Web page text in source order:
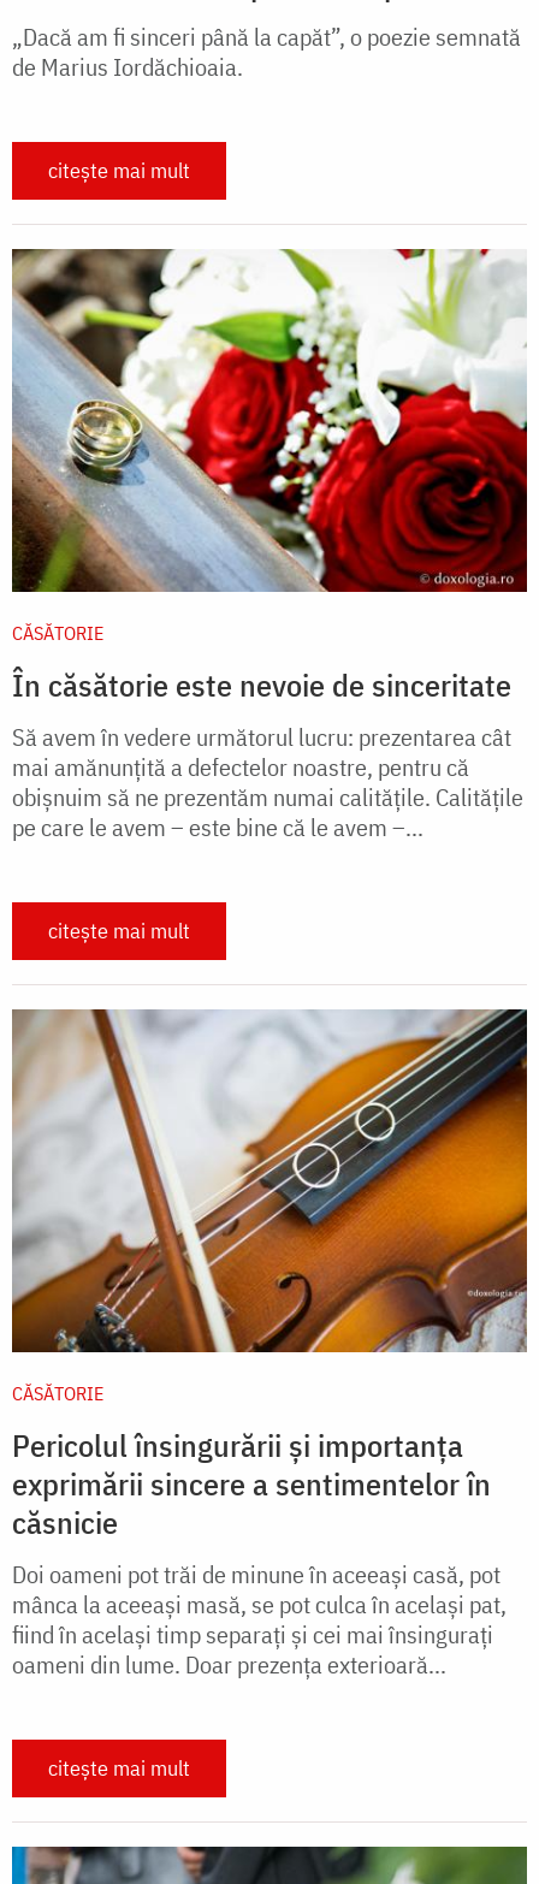
„Dacă am fi sinceri până la capăt”, o poezie semnată
de Marius Iordăchioaia.
citește mai mult
CĂSĂTORIE
În căsătorie este nevoie de sinceritate
Să avem în vedere următorul lucru: prezentarea cât
mai amănunţită a defectelor noastre, pentru că
obişnuim să ne prezentăm numai calităţile. Calităţile
pe care le avem – este bine că le avem –...
citește mai mult
CĂSĂTORIE
Pericolul însingurării și importanța
exprimării sincere a sentimentelor în
căsnicie
Doi oameni pot trăi de minune în aceeaşi casă, pot
mânca la aceeaşi masă, se pot culca în acelaşi pat,
fiind în acelaşi timp separaţi şi cei mai însinguraţi
oameni din lume. Doar prezenţa exterioară...
citește mai mult